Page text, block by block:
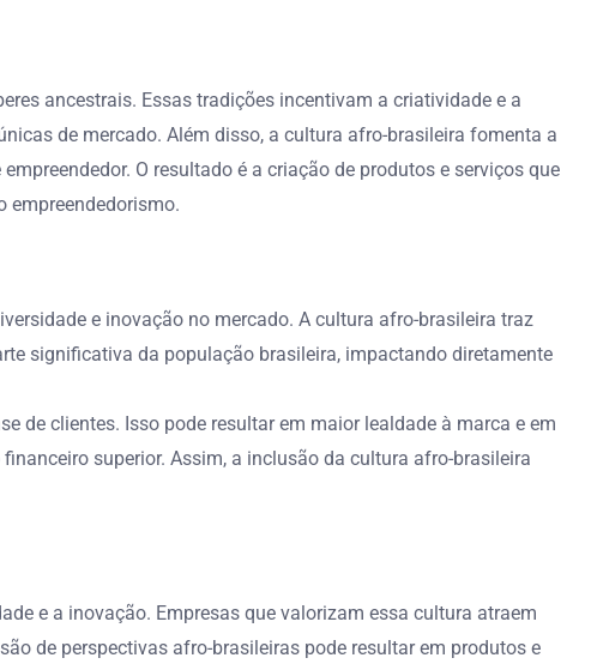
ancestrais. Essas tradições incentivam a criatividade e a
de mercado. Além disso, a cultura afro-brasileira fomenta a
O resultado é a criação de produtos e serviços que
empreendedorismo.
e inovação no mercado. A cultura afro-brasileira traz
significativa da população brasileira, impactando diretamente
de clientes. Isso pode resultar em maior lealdade à marca e em
superior. Assim, a inclusão da cultura afro-brasileira
e a inovação. Empresas que valorizam essa cultura atraem
de perspectivas afro-brasileiras pode resultar em produtos e